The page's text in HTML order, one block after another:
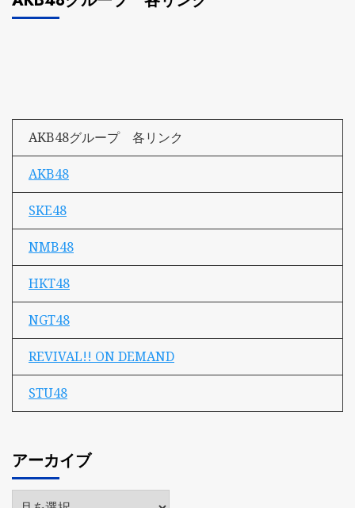
AKB48グループ 各リンク
AKB48
SKE48
NMB48
HKT48
NGT48
REVIVAL!! ON DEMAND
STU48
アーカイブ
ア